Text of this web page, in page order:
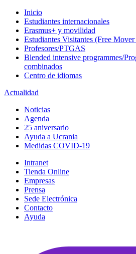
Inicio
Estudiantes internacionales
Erasmus+ y movilidad
Estudiantes Visitantes (Free Mover
Profesores/PTGAS
Blended intensive programmes/
combinados
Centro de idiomas
Actualidad
Noticias
Agenda
25 aniversario
Ayuda a Ucrania
Medidas COVID-19
Intranet
Tienda Online
Empresas
Prensa
Sede Electrónica
Contacto
Ayuda